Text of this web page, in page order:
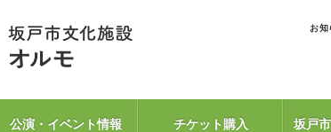
お知
公演・イベント情報 チケット購入 坂戸